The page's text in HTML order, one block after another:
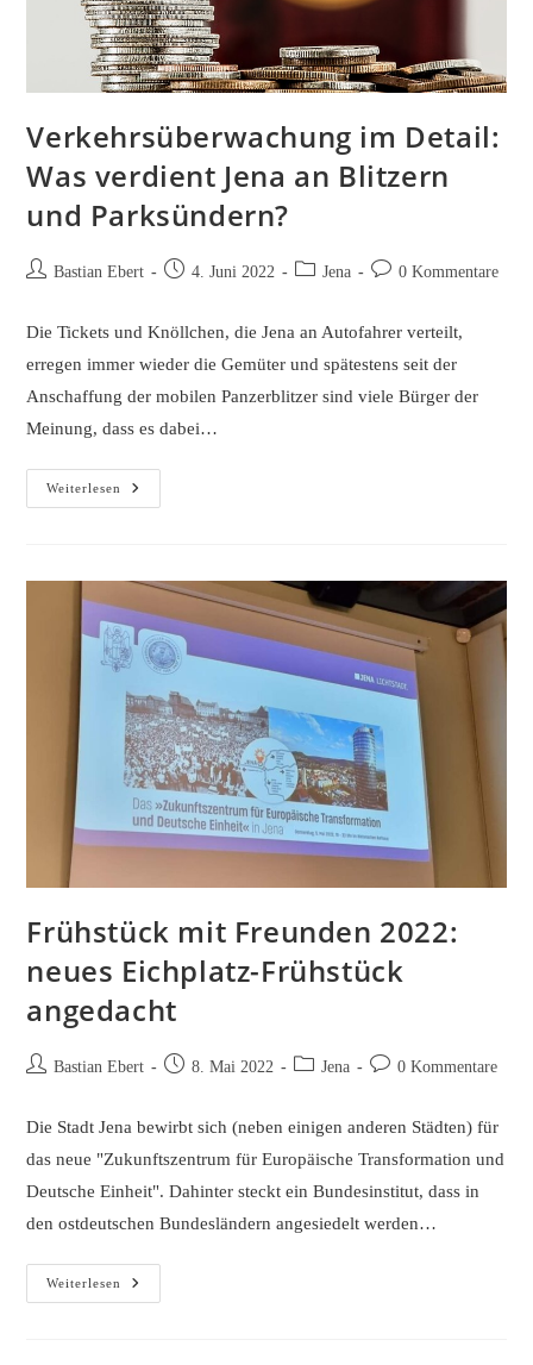
Verkehrsüberwachung im Detail:
Was verdient Jena an Blitzern
und Parksündern?
Beitrags-Bastian Ebert
Beitrag4. Juni 2022
Beitrags-
Jena
Beitrags-0 Kommentare
Die Tickets und Knöllchen, die Jena an Autofahrer verteilt,
erregen immer wieder die Gemüter und spätestens seit der
Anschaffung der mobilen Panzerblitzer sind viele Bürger der
Meinung, dass es dabei…
Weiterlesen
Verkehrsüberwachung
Im
An
Blitzern
Und
Parksündern?
Frühstück mit Freunden 2022:
neues Eichplatz-Frühstück
angedacht
Beitrags-Bastian Ebert
Beitrag8. Mai 2022
Beitrags-
Jena
Beitrags-0 Kommentare
Die Stadt Jena bewirbt sich (neben einigen anderen Städten) für
das neue "Zukunftszentrum für Europäische Transformation und
Deutsche Einheit". Dahinter steckt ein Bundesinstitut, dass in
den ostdeutschen Bundesländern angesiedelt werden…
Weiterlesen
Frühstück
Mit